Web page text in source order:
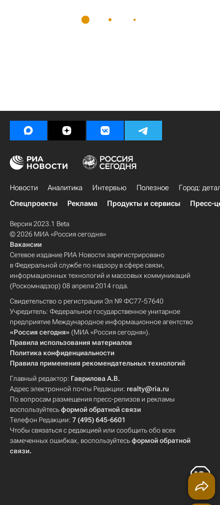
Новости Аналитика Интервью Полезное
Город:
Спецпроекты
Реклама Продукты и сервисы Пресс-
Версия 2023.1 Beta
© 2026 МИА «Россия сегодня»
Вакансии
Сетевое издание РИА Новости зарегистрировано
в Федеральной службе по надзору в сфере связи,
информационных технологий и массовых коммуникаций
(Роскомнадзор) 08 апреля 2014 года.
Свидетельство о регистрации Эл № ФС77-57640
Учредитель: Федеральное государственное унитарное
предприятие Международное информационное агентство
«Россия сегодня» (МИА «Россия сегодня»).
Правила использования материалов
Политика конфиденциальности
Правила применения рекомендательных технологий
Главный редактор: Гаврилова А.В.
Адрес электронной почты Редакции: realty@ria.ru
По вопросам размещения пресс-релизов и рекламы
воспользуйтесьформой обратной связи
Телефон Редакции: 7 (495) 645-6601
Чтобы связаться с редакцией или сообщить обо всех
замеченных ошибках, воспользуйтесьформой обратной
связи.